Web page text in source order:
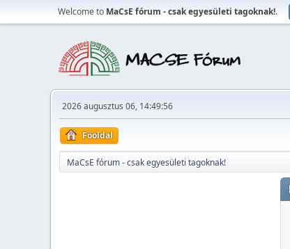
Welcome to MaCsE fórum - csak egyesületi tagoknak!.
2026 augusztus 06, 14:49:56
Főoldal
MaCsE fórum - csak egyesületi tagoknak!